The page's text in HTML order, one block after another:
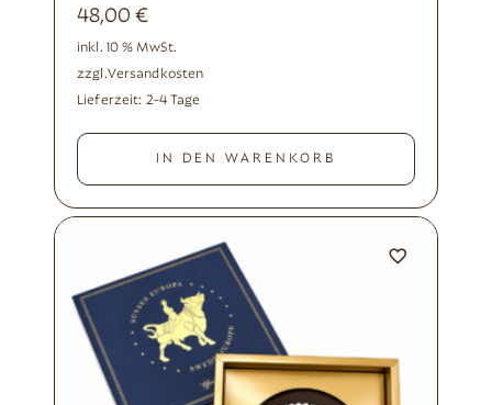
48,00€
inkl. 10 % MwSt.
zzgl.Versandkosten
Lieferzeit: 2-4 Tage
IN DEN WARENKORB